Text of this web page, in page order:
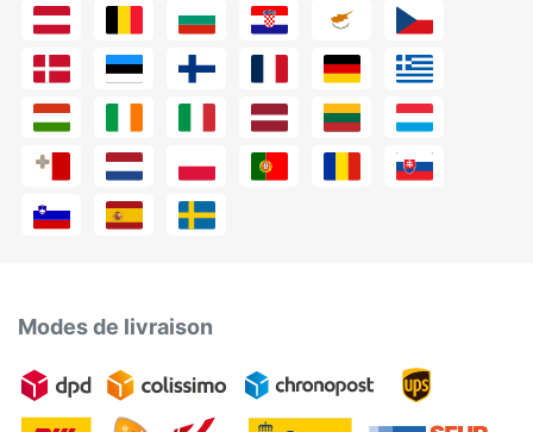
Modes de livraison